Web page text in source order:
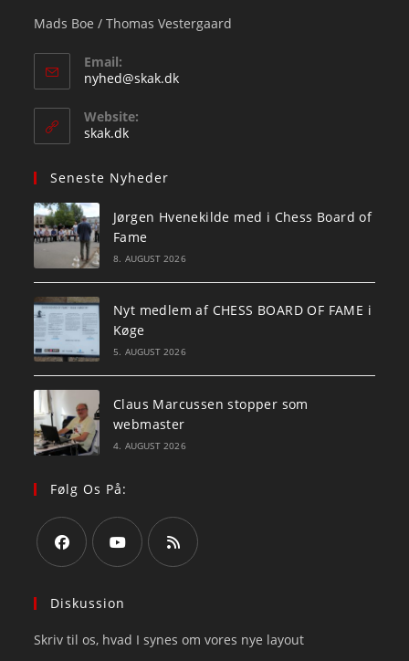
Mads Boe / Thomas Vestergaard
Email:
nyhed@skak.dkOpens
Website:
skak.dk
Seneste Nyheder
Jørgen Hvenekilde med i Chess Board of
Fame
8. AUGUST 2026
Nyt medlem af CHESS BOARD OF FAME i
Køge
5. AUGUST 2026
Claus Marcussen stopper som
webmaster
4. AUGUST 2026
Følg Os På:
in
new
in
new
new
Diskussion
Skriv til os, hvad I synes om vores nye layout